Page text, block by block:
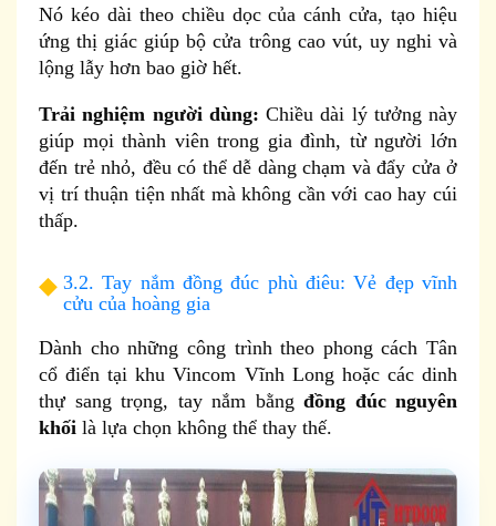
Nó kéo dài theo chiều dọc của cánh cửa, tạo hiệu
ứng thị giác giúp bộ cửa trông cao vút, uy nghi và
lộng lẫy hơn bao giờ hết.
Trải nghiệm người dùng: Chiều dài lý tưởng này
giúp mọi thành viên trong gia đình, từ người lớn
đến trẻ nhỏ, đều có thể dễ dàng chạm và đẩy cửa ở
vị trí thuận tiện nhất mà không cần với cao hay cúi
thấp.
3.2. Tay nắm đồng đúc phù điêu: Vẻ đẹp vĩnh
cửu của hoàng gia
Dành cho những công trình theo phong cách Tân
cổ điển tại khu Vincom Vĩnh Long hoặc các dinh
thự sang trọng, tay nắm bằng đồng đúc nguyên
khối là lựa chọn không thể thay thế.